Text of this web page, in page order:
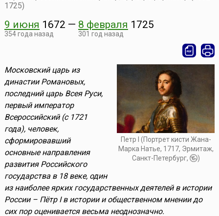
1725)
9 июня 1672
354 года назад
— 8 февраля 1725
301 год назад
Петр I (Портрет кисти Жана-
Марка Натье, 1717, Эрмитаж,
Санкт-Петербург,
)
Московский царь из
династии Романовых,
последний царь Всея Руси,
первый император
Всероссийский (с 1721
года), человек,
сформировавший
основные направления
развития Российского
государства в 18 веке, один
из наиболее ярких государственных деятелей в истории
России – Пётр I в истории и общественном мнении до
сих пор оценивается весьма неоднозначно.